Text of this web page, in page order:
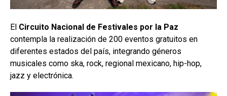
El Circuito Nacional de Festivales por la Paz
contempla la realización de 200 eventos gratuitos en
diferentes estados del país, integrando géneros
musicales como ska, rock, regional mexicano, hip-hop,
jazz y electrónica.